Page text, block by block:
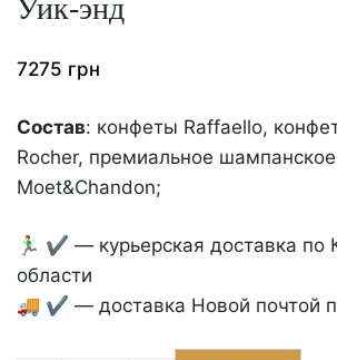
Уик-энд
7275 грн
Состав: конфеты Raffaello,
Rocher, премиальное шампанское
Moet&Chandon;
🏃‍♂️ ✔️ — курьерская доставка по
области
🚚 ✔️ — доставка Новой почтой